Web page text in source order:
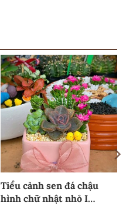
Tiểu cảnh sen đá chậu
hình chữ nhật nhỏ I